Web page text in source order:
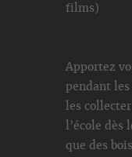
films)
Apportez
pendant les
les
l’école dès
que des